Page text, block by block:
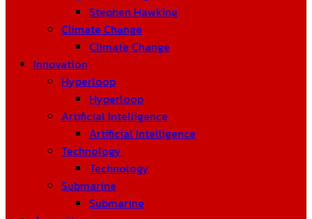
Stephen Hawking
Climate Change
Climate Change
Innovation
Hyperloop
Hyperloop
Artificial Intelligence
Artificial Intelligence
Technology
Technology
Submarine
Submarine